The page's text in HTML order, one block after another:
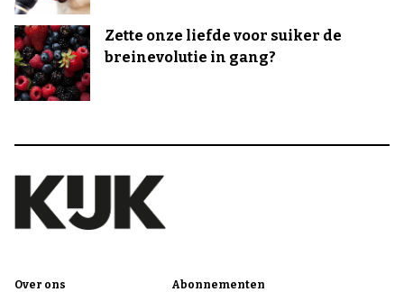
Zette onze liefde voor suiker de
breinevolutie in gang?
Over ons Abonnementen